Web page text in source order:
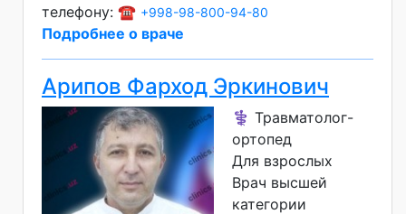
телефону: ☎️ +998-98-800-94-80
Подробнее о враче
Арипов Фарход Эркинович
⚕️ Травматолог-
ортопед
Для взрослых
Врач высшей
категории